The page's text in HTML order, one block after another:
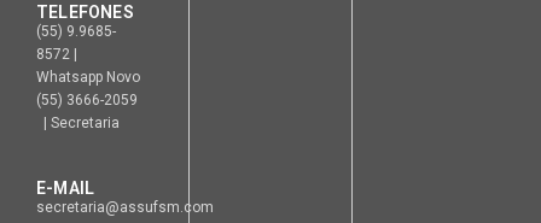
TELEFONES
(55) 9.9685-
8572 |
Whatsapp Novo
(55) 3666-2059
| Secretaria
E-MAIL
secretaria@assufsm.com